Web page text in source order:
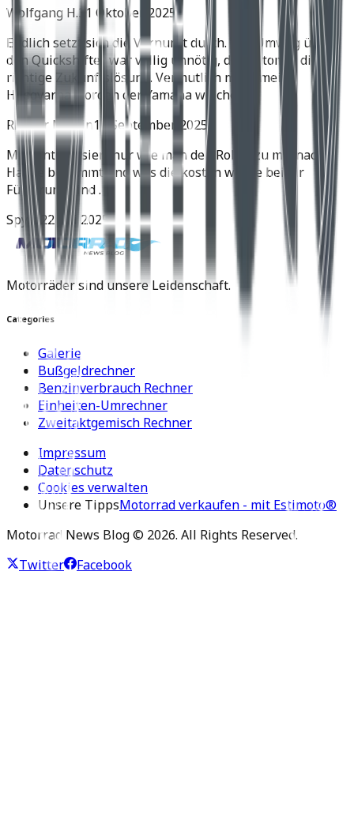
Wolfgang H.31 Oktober 2025
Endlich setzt sich die Vernunft durch. Der Umweg über
den Quickshifter war völlig unnötig, der Automat die
richtige Zukunftslösung. Vermutlich muss meine
Husqvarna Norden der Yamaha weichen.
Rhyner Martin11 September 2025
Mich interessiert nur wie man den Roller zu mir nach
Hause bekommt und was die kosten würde bei dir
Fünzirung sind .
Spyra 22 Juli 2025
Motorräder sind unsere Leidenschaft.
Categories
Galerie
Bußgeldrechner
Benzinverbrauch Rechner
Einheiten-Umrechner
Zweitaktgemisch Rechner
Impressum
Datenschutz
Cookies verwalten
Unsere TippsMotorrad verkaufen - mit Estimoto®
Motorrad News Blog © 2026. All Rights Reserved.
Twitter
Facebook